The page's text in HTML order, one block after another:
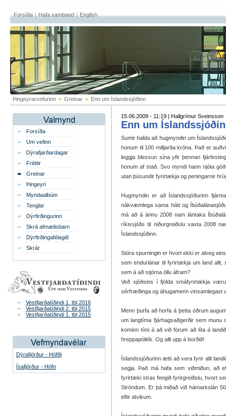
Forsíða Hafa samband English
Þingeyrarvefurinn > Greinar > Enn um Íslandssjóðinn
Forsíða
Um vefinn
Dýrafjarðardagar
Fréttir
Greinar
Þingeyri
Myndaalbúm
Tenglar
Dýrfirðingurinn
Skrá afmælisbarn
Dýrfirðingafélagið
Skrár
Vestfjarðatíðindi 1. tbl 2016
Vestfjarðatíðindi 2. tbl 2015
Vestfjarðatíðindi 1. tbl 2015
Dýrafjörður - Höfði
Ísafjörður - Höfn
15.06.2009 - 11:19 | Hallgrímur Sveinsson
Enn um
Sumir halda að hugmyndin um
honum til 100 milljarða króna. Það er
leggja blessun sína yfir þennan
honum af stað. Svo myndi hann njóta
utan þúsundir fyrirtækja og peningarnir
Hugmyndin er að Íslandssjóðurinn
nákvæmlega sama hátt og
má að á árinu 2008 nam lántaka
ríkissjóðs til niðurgreiðslu vaxta 2008
Íslandssjóðinn.
Stóra spurningin er hvort ekki er alveg
sem endurlánar til fyrirtækja um land
sem á að stjórna öllu áfram?
Veð sjóðsins í fjölda smáfyrirtækja
sérfræðinga og áhugamenn vinsamlegast
Menn þurfa að horfa á þetta öðrum
um langtíma fjárhagsaðgerðir sem
kominn tími á að við förum að líta á
hreppapólitík. Og allt upp á borðið!
Íslandssjóðurinn ætti að vera fyrir allt
segja. Það má hafa sem viðmiðun, að
fyrirtæki strax fengið fyrirgreiðslu, hvort
Ströndum. Er þá miðað við hámarkslán
eftir atvikum.